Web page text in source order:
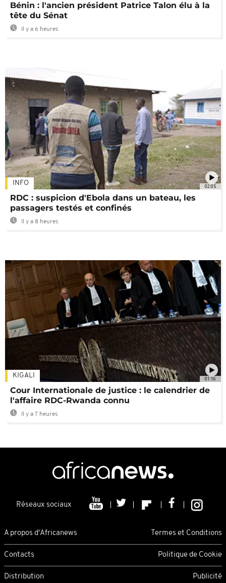
Bénin : l'ancien président Patrice Talon élu à la
tête du Sénat
Il y a 6 heures
02:05
INFO
RDC : suspicion d'Ebola dans un bateau, les
passagers testés et confinés
Il y a 8 heures
01:16
KIGALI
Cour Internationale de justice : le calendrier de
l'affaire RDC-Rwanda connu
Il y a 7 heures
Réseaux sociaux
A propos d'Africanews Termes et Conditions
Contacts Politique de Cookie
Distribution Publicité